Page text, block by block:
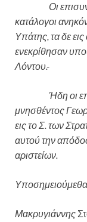
Οι
κατάλογοι
Υπάτης, τα δε
ενεκρίθησαν
Λόντου.-
Ήδη οι
μνησθέντος
εις το Σ. των
αυτού την
αριστείων.
Μακρυγιάννης